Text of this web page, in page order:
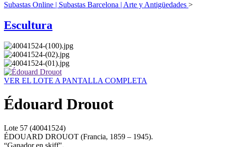
Subastas Online | Subastas Barcelona | Arte y Antigüedades >
Escultura
VER EL LOTE A PANTALLA COMPLETA
Édouard Drouot
Lote 57 (40041524)
ÉDOUARD DROUOT (Francia, 1859 – 1945).
“Ganador en skiff".